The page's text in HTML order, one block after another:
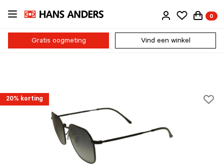
Ga
naar
inhoud
0
Gratis oogmeting Vind een winkel
20% korting